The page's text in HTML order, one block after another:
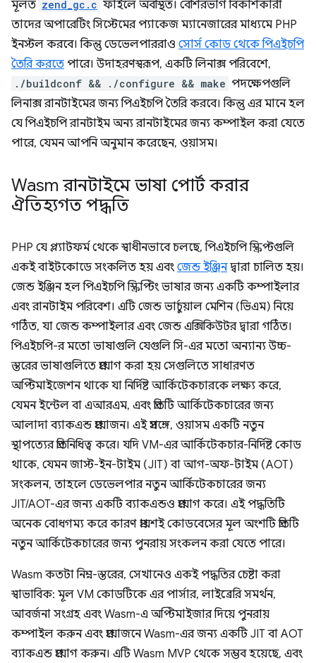
মূলত zend_gc.c ফাইলে অবস্থিত। বেশিরভাগ বিকাশকারী
তাদের অপারেটিং সিস্টেমের প্যাকেজ ম্যানেজারের মাধ্যমে PHP
ইনস্টল করবে। কিন্তু ডেভেলপাররাও সোর্স কোড থেকে পিএইচপি
তৈরি করতে পারে। উদাহরণস্বরূপ, একটি লিনাক্স পরিবেশে,
./buildconf && ./configure && make পদক্ষেপগুলি
লিনাক্স রানটাইমের জন্য পিএইচপি তৈরি করবে। কিন্তু এর মানে হল
যে পিএইচপি রানটাইম অন্য রানটাইমের জন্য কম্পাইল করা যেতে
পারে, যেমন আপনি অনুমান করেছেন, ওয়াসম।
Wasm রানটাইমে ভাষা পোর্ট করার
ঐতিহ্যগত পদ্ধতি
PHP যে প্ল্যাটফর্ম থেকে স্বাধীনভাবে চলছে, পিএইচপি স্ক্রিপ্টগুলি
একই বাইটকোডে সংকলিত হয় এবং জেন্ড ইঞ্জিনদ্বারা চালিত হয়।
জেন্ড ইঞ্জিন হল পিএইচপি স্ক্রিপ্টিং ভাষার জন্য একটি কম্পাইলার
এবং রানটাইম পরিবেশ। এটি জেন্ড ভার্চুয়াল মেশিন (ভিএম) নিয়ে
গঠিত, যা জেন্ড কম্পাইলার এবং জেন্ড এক্সিকিউটর দ্বারা গঠিত।
পিএইচপি-র মতো ভাষাগুলি যেগুলি সি-এর মতো অন্যান্য উচ্চ-
স্তরের ভাষাগুলিতে প্রয়োগ করা হয় সেগুলিতে সাধারণত
অপ্টিমাইজেশন থাকে যা নির্দিষ্ট আর্কিটেকচারকে লক্ষ্য করে,
যেমন ইন্টেল বা এআরএম, এবং প্রতিটি আর্কিটেকচারের জন্য
আলাদা ব্যাকএন্ড প্রয়োজন। এই প্রসঙ্গে, ওয়াসম একটি নতুন
স্থাপত্যের প্রতিনিধিত্ব করে। যদি VM-এর আর্কিটেকচার-নির্দিষ্ট কোড
থাকে, যেমন জাস্ট-ইন-টাইম (JIT) বা আগ-অফ-টাইম (AOT)
সংকলন, তাহলে ডেভেলপার নতুন আর্কিটেকচারের জন্য
JIT/AOT-এর জন্য একটি ব্যাকএন্ডও প্রয়োগ করে। এই পদ্ধতিটি
অনেক বোধগম্য করে কারণ প্রায়শই কোডবেসের মূল অংশটি প্রতিটি
নতুন আর্কিটেকচারের জন্য পুনরায় সংকলন করা যেতে পারে।
Wasm কতটা নিম্ন-স্তরের, সেখানেও একই পদ্ধতির চেষ্টা করা
স্বাভাবিক: মূল VM কোডটিকে এর পার্সার, লাইব্রেরি সমর্থন,
আবর্জনা সংগ্রহ এবং Wasm-এ অপ্টিমাইজার দিয়ে পুনরায়
কম্পাইল করুন এবং প্রয়োজনে Wasm-এর জন্য একটি JIT বা AOT
ব্যাকএন্ড প্রয়োগ করুন। এটি Wasm MVP থেকে সম্ভব হয়েছে, এবং